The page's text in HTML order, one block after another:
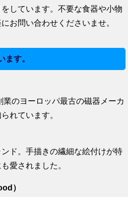
しています。不要な食器や小物
お問い合わせくださいませ。
ます。
業のヨーロッパ最古の磁器メーカ
れています。
ド。手描きの繊細な絵付けが特
愛されました。
）